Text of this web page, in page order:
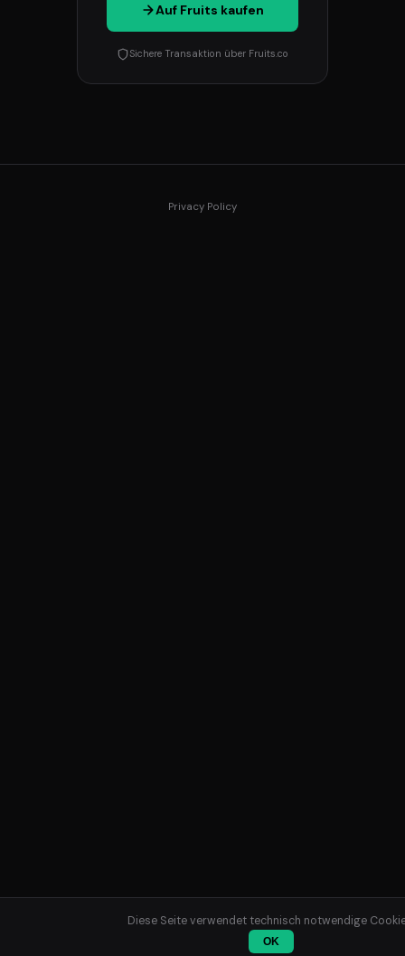
Auf Fruits kaufen
Sichere Transaktion über Fruits.co
Privacy Policy
Diese Seite verwendet technisch notwendige
OK